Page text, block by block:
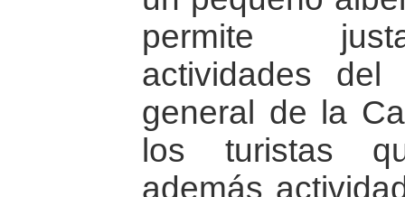
permite
actividades
general de la
los turistas
además